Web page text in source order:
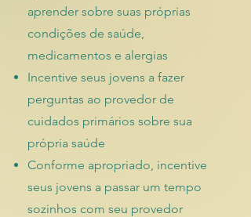
aprender sobre suas próprias
condições de saúde,
medicamentos e alergias
Incentive seus jovens a fazer
perguntas ao provedor de
cuidados primários sobre sua
própria saúde
Conforme apropriado, incentive
seus jovens a passar um tempo
sozinhos com seu provedor